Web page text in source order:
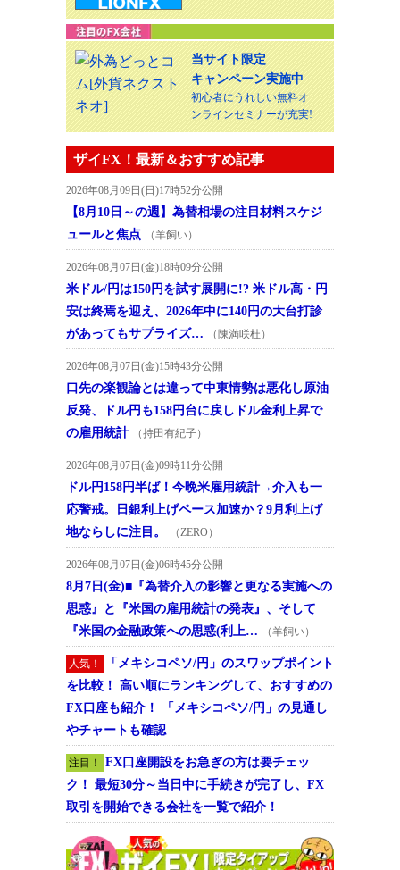
当サイト限定
キャンペーン実施中
初心者にうれしい無料オ
ンラインセミナーが充実!
ザイFX！最新＆おすすめ記事
2026年08月09日(日)17時52分公開
【8月10日～の週】為替相場の注目材料スケジ
ュールと焦点
（羊飼い）
2026年08月07日(金)18時09分公開
米ドル/円は150円を試す展開に!? 米ドル高・円
安は終焉を迎え、2026年中に140円の大台打診
があってもサプライズ…
（陳満咲杜）
2026年08月07日(金)15時43分公開
口先の楽観論とは違って中東情勢は悪化し原油
反発、ドル円も158円台に戻しドル金利上昇で
の雇用統計
（持田有紀子）
2026年08月07日(金)09時11分公開
ドル円158円半ば！今晩米雇用統計→介入も一
応警戒。日銀利上げペース加速か？9月利上げ
地ならしに注目。
（ZERO）
2026年08月07日(金)06時45分公開
8月7日(金)■『為替介入の影響と更なる実施への
思惑』と『米国の雇用統計の発表』、そして
『米国の金融政策への思惑(利上…
（羊飼い）
人気！
「メキシコペソ/円」のスワップポイント
を比較！ 高い順にランキングして、おすすめの
FX口座も紹介！ 「メキシコペソ/円」の見通し
やチャートも確認
注目！
FX口座開設をお急ぎの方は要チェッ
ク！ 最短30分～当日中に手続きが完了し、FX
取引を開始できる会社を一覧で紹介！